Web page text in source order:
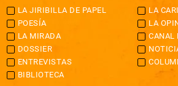
LA JIRIBILLA DE PAPEL
LA
POESÍA
LA
LA MIRADA
CANAL
DOSSIER
ENTREVISTAS
BIBLIOTECA